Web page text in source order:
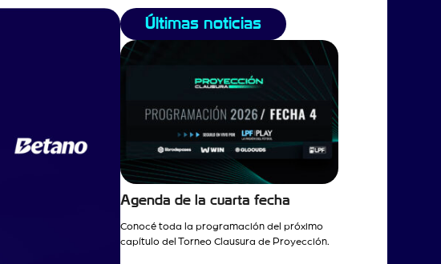
Últimas noticias
Agenda de la cuarta fecha
Conocé toda la programación del próximo
capítulo del Torneo Clausura de Proyección.